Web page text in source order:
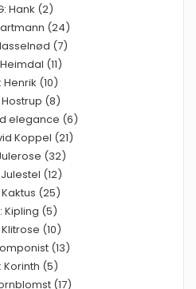
Hank (2)
(24)
(7)
(11)
Henrik (10)
Hostrup (8)
elegance (6)
Koppel (21)
(32)
(12)
Kaktus (25)
Kipling (5)
Klitrose (10)
(13)
Korinth (5)
(17)